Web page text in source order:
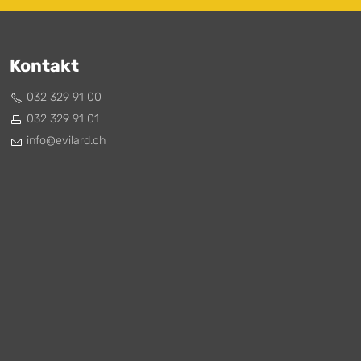
Kontakt
032 329 91 00
032 329 91 01
nf
v l rd ch